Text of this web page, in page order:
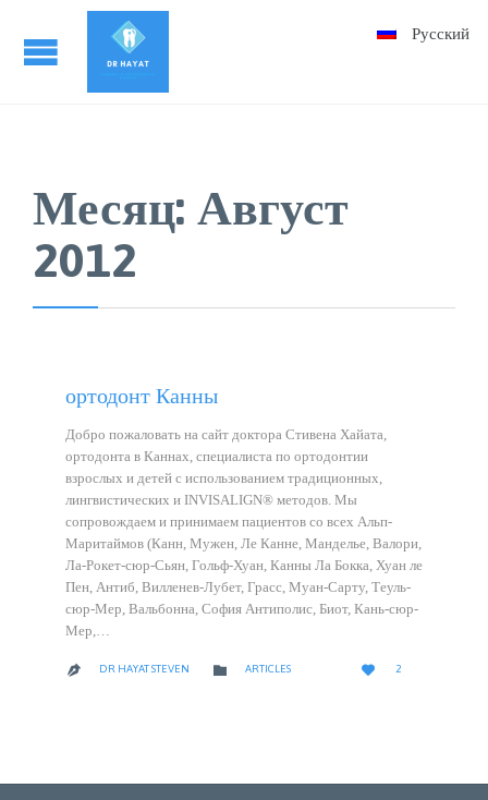
Русский
Месяц: Август
2012
ортодонт Канны
Добро пожаловать на сайт доктора Стивена Хайата,
ортодонта в Каннах, специалиста по ортодонтии
взрослых и детей с использованием традиционных,
лингвистических и INVISALIGN® методов. Мы
сопровождаем и принимаем пациентов со всех Альп-
Маритаймов (Канн, Мужен, Ле Канне, Манделье, Валори,
Ла-Рокет-сюр-Сьян, Гольф-Хуан, Канны Ла Бокка, Хуан ле
Пен, Антиб, Вилленев-Лубет, Грасс, Муан-Сарту, Теуль-
сюр-Мер, Вальбонна, София Антиполис, Биот, Кань-сюр-
Мер,…
 DR HAYAT STEVEN  CATEGORY
ARTICLES 
LOVE
IT
2